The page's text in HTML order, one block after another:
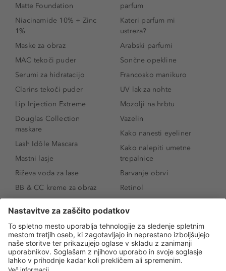
Matte Foundation
Niacinamide 10% + Zinc
1%
Maske za obraz
MAC tekoči puder
Serumi za hidratacijo
Clarins tekoči puder
Lip Injection Extreme
Douglas Collection
maskare
Lash Idôle Mascara
Mastni lasje
Riževa voda za lase
BB & CC kreme za obraz
SPF 30
Senčila za oči
Tekoči puder
Ličenje povešenih vek
parfum
Kateri parfum mi
ustreza?
Arabski parfumi
Sončne opekline
Francosko manikuro
UV lak za nohte
Mozolji na hrbtu
Vazelin
Kako nanesti eyeliner
Kako nalepiti umetne
trepalnice
Barvanje obrvi
Retinol
Niacinamid
Rozacea
Salicilna kislina